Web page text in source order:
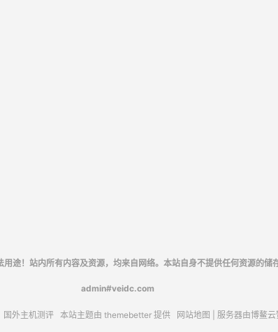
途！站内所有内容及资源，均来自网络。本站自身不提供任何资源的
admin#veidc.com
国外主机测评本站主题由 themebetter提供 网站地图 | 服务器由博鳌云